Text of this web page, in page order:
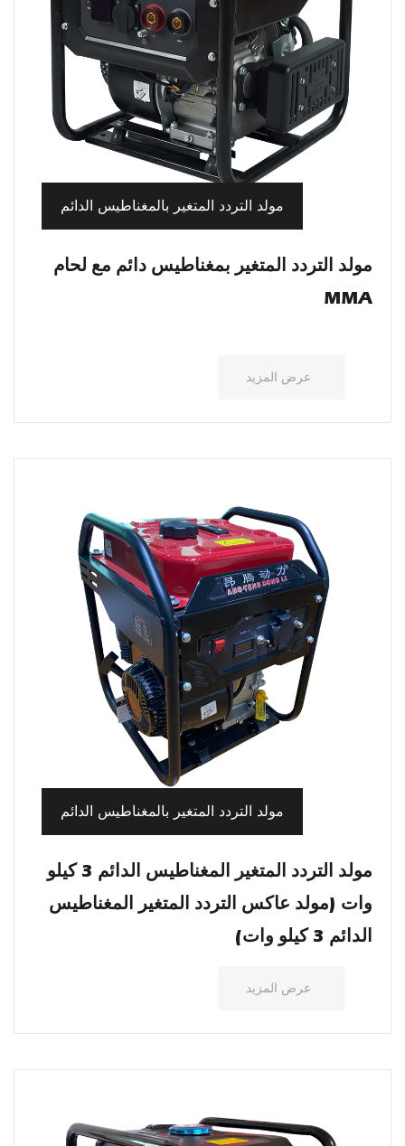
مولد التردد المتغير بالمغناطيس الدائم
مولد التردد المتغير بمغناطيس دائم مع لحام
MMA
عرض المزيد
مولد التردد المتغير بالمغناطيس الدائم
مولد التردد المتغير المغناطيس الدائم 3 كيلو
وات (مولد عاكس التردد المتغير المغناطيس
الدائم 3 كيلو وات)
عرض المزيد